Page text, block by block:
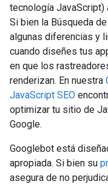
tecnología JavaScript)
Si bien la Búsqueda
algunas diferencias y
cuando diseñes tus
en que los
renderizan. En nuestra
JavaScript SEO
optimizar tu sitio de
Google.
Googlebot está
apropiada. Si bien su
asegura de no